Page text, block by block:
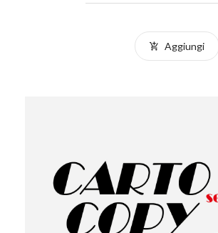
Aggiungi